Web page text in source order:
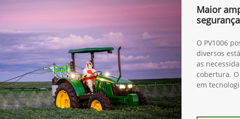
Maior
segurança
O PV1006
diversos
as
cobertura.
em